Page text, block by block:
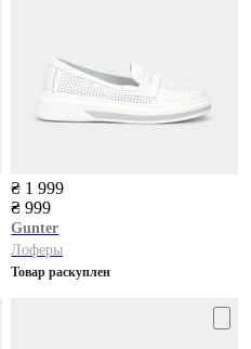
₴ 1 999
₴ 999
Gunter
Лоферы
Товар раскуплен